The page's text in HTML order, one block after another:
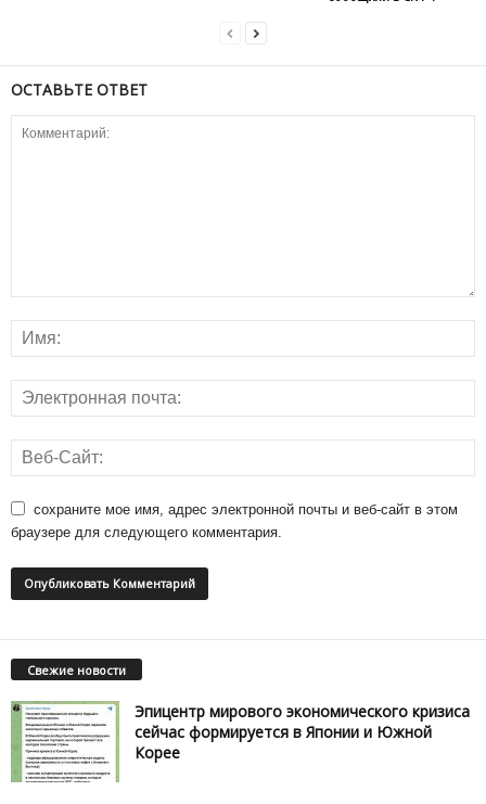
ОСТАВЬТЕ ОТВЕТ
сохраните мое имя, адрес электронной почты и веб-сайт в этом
браузере для следующего комментария.
Свежие новости
Эпицентр мирового экономического кризиса
сейчас формируется в Японии и Южной
Корее